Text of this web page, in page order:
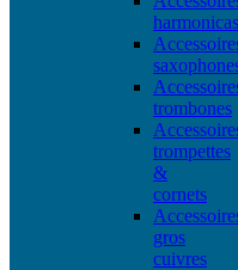
harmonicas
trombones
trompettes
&
cornets
gros
cuivres